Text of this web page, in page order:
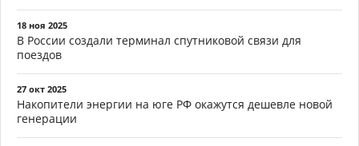
18 ноя 2025
В России создали терминал спутниковой связи для
поездов
27 окт 2025
Накопители энергии на юге РФ окажутся дешевле новой
генерации